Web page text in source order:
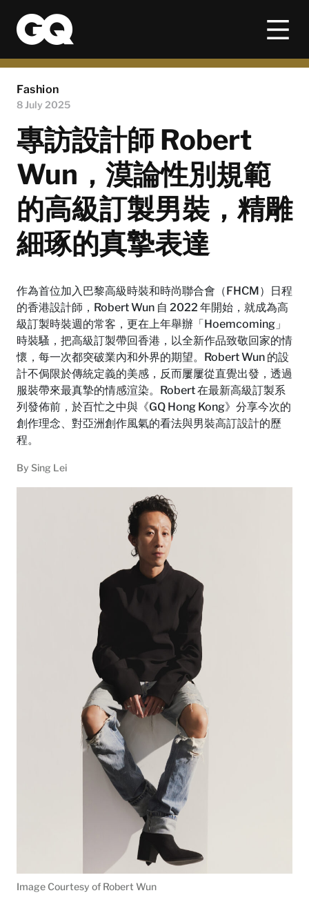
Fashion
8 July 2025
專訪設計師 Robert
Wun，漠論性別規範
的高級訂製男裝，精雕
細琢的真摯表達
作為首位加入巴黎高級時裝和時尚聯合會（FHCM）日程
的香港設計師，Robert Wun 自 2022 年開始，就成為高
級訂製時裝週的常客，更在上年舉辦「Hoemcoming」
時裝騷，把高級訂製帶回香港，以全新作品致敬回家的情
懷，每一次都突破業內和外界的期望。Robert Wun 的設
計不侷限於傳統定義的美感，反而屢屢從直覺出發，透過
服裝帶來最真摯的情感渲染。Robert 在最新高級訂製系
列發佈前，於百忙之中與《GQ Hong Kong》分享今次的
創作理念、對亞洲創作風氣的看法與男裝高訂設計的歷
程。
By Sing Lei
Image Courtesy of Robert Wun